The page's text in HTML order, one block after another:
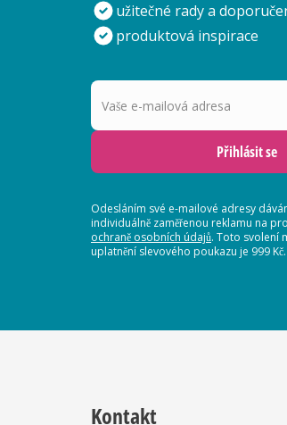
užitečné rady a
produktová inspirace
Vaše e-mailová adresa
Přihlásit se
Odesláním své e-mailové adresy
individuálně zaměřenou reklamu na
ochraně osobních údajů. Toto svolení
uplatnění slevového poukazu je 999
Kontakt